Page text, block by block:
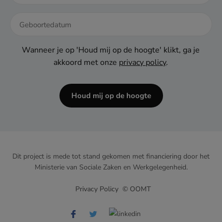
Verhalen van de werkvloer
Bij Wolves staat niemand alleen
DD
Wanneer je op 'Houd mij op de hoogte' klikt, ga je
akkoord met onze privacy policy.
Houd mij op de hoogte
Privacy Policy © OOMT
Dit project is mede tot stand gekomen met financiering door het
Ministerie van Sociale Zaken en Werkgelegenheid.